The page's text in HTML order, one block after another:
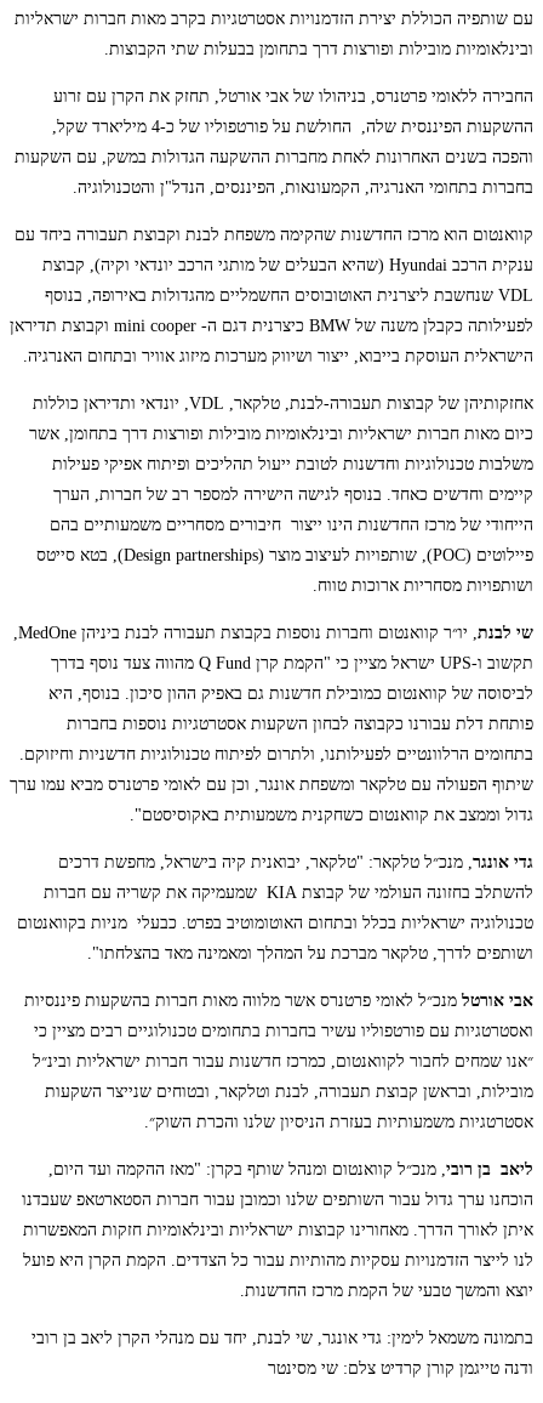
עם שותפיה הכוללת יצירת הזדמנויות אסטרטגיות בקרב מאות חברות ישראליות
ובינלאומיות מובילות ופורצות דרך בתחומן בבעלות שתי הקבוצות.
החבירה ללאומי פרטנרס, בניהולו של אבי אורטל, תחזק את הקרן עם זרוע
ההשקעות הפיננסית שלה, החולשת על פורטפוליו של כ-4 מיליארד שקל,
והפכה בשנים האחרונות לאחת מחברות ההשקעה הגדולות במשק, עם השקעות
בחברות בתחומי האנרגיה, הקמעונאות, הפיננסים, הנדל"ן והטכנולוגיה.
קוואנטום הוא מרכז החדשנות שהקימה משפחת לבנת וקבוצת תעבורה ביחד עם
ענקית הרכב Hyundai (שהיא הבעלים של מותגי הרכב יונדאי וקיה), קבוצת
VDL שנחשבת ליצרנית האוטובוסים החשמליים מהגדולות באירופה, בנוסף
לפעילותה כקבלן משנה של BMW כיצרנית דגם ה- mini cooper וקבוצת תדיראן
הישראלית העוסקת בייבוא, ייצור ושיווק מערכות מיזוג אוויר ובתחום האנרגיה.
אחזקותיהן של קבוצות תעבורה-לבנת, טלקאר, VDL, יונדאי ותדיראן כוללות
כיום מאות חברות ישראליות ובינלאומיות מובילות ופורצות דרך בתחומן, אשר
משלבות טכנולוגיות וחדשנות לטובת ייעול תהליכים ופיתוח אפיקי פעילות
קיימים וחדשים כאחד. בנוסף לגישה הישירה למספר רב של חברות, הערך
הייחודי של מרכז החדשנות הינו ייצור חיבורים מסחריים משמעותיים בהם
פיילוטים (POC), שותפויות לעיצוב מוצר (Design partnerships), בטא סייטס
ושותפויות מסחריות ארוכות טווח.
שי לבנת
, יו״ר קוואנטום וחברות נוספות בקבוצת תעבורה לבנת ביניהן MedOne,
תקשוב ו-UPS ישראל מציין כי "הקמת קרן Q Fund מהווה צעד נוסף בדרך
לביסוסה של קוואנטום כמובילת חדשנות גם באפיק ההון סיכון. בנוסף, היא
פותחת דלת עבורנו כקבוצה לבחון השקעות אסטרטגיות נוספות בחברות
בתחומים הרלוונטיים לפעילותנו, ולתרום לפיתוח טכנולוגיות חדשניות וחיזוקם.
שיתוף הפעולה עם טלקאר ומשפחת אונגר, וכן עם לאומי פרטנרס מביא עמו ערך
גדול וממצב את קוואנטום כשחקנית משמעותית באקוסיסטם".
גדי אונגר, מנכ״ל טלקאר: "טלקאר, יבואנית קיה בישראל, מחפשת דרכים
להשתלב בחזונה העולמי של קבוצת KIA שמעמיקה את קשריה עם חברות
טכנולוגיה ישראליות בכלל ובתחום האוטומוטיב בפרט. כבעלי מניות בקוואנטום
ושותפים לדרך, טלקאר מברכת על המהלך ומאמינה מאד בהצלחתו".
אבי אורטל מנכ״ל לאומי פרטנרס אשר מלווה מאות חברות בהשקעות פיננסיות
ואסטרטגיות עם פורטפוליו עשיר בחברות בתחומים טכנולוגיים רבים מציין כי
״אנו שמחים לחבור לקוואנטום, כמרכז חדשנות עבור חברות ישראליות ובינ״ל
מובילות, ובראשן קבוצת תעבורה, לבנת וטלקאר, ובטוחים שנייצר השקעות
אסטרטגיות משמעותיות בעזרת הניסיון שלנו והכרת השוק״.
ליאב בן רובי, מנכ״ל קוואנטום ומנהל שותף בקרן: "מאז ההקמה ועד היום,
הוכחנו ערך גדול עבור השותפים שלנו וכמובן עבור חברות הסטארטאפ שעבדנו
איתן לאורך הדרך. מאחורינו קבוצות ישראליות ובינלאומיות חזקות המאפשרות
לנו לייצר הזדמנויות עסקיות מהותיות עבור כל הצדדים. הקמת הקרן היא פועל
יוצא והמשך טבעי של הקמת מרכז החדשנות.
בתמונה משמאל לימין: גדי אונגר, שי לבנת, יחד עם מנהלי הקרן ליאב בן רובי
ודנה טייגמן קורן קרדיט צלם: שי מסינטר